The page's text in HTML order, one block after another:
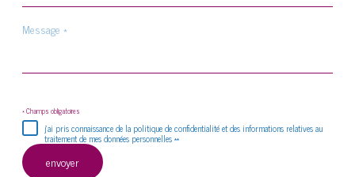
Message
* Champs obligatoires
j'ai pris connaissance de la politique de confidentialité et des informations relatives au
traitement de mes données personnelles **
envoyer